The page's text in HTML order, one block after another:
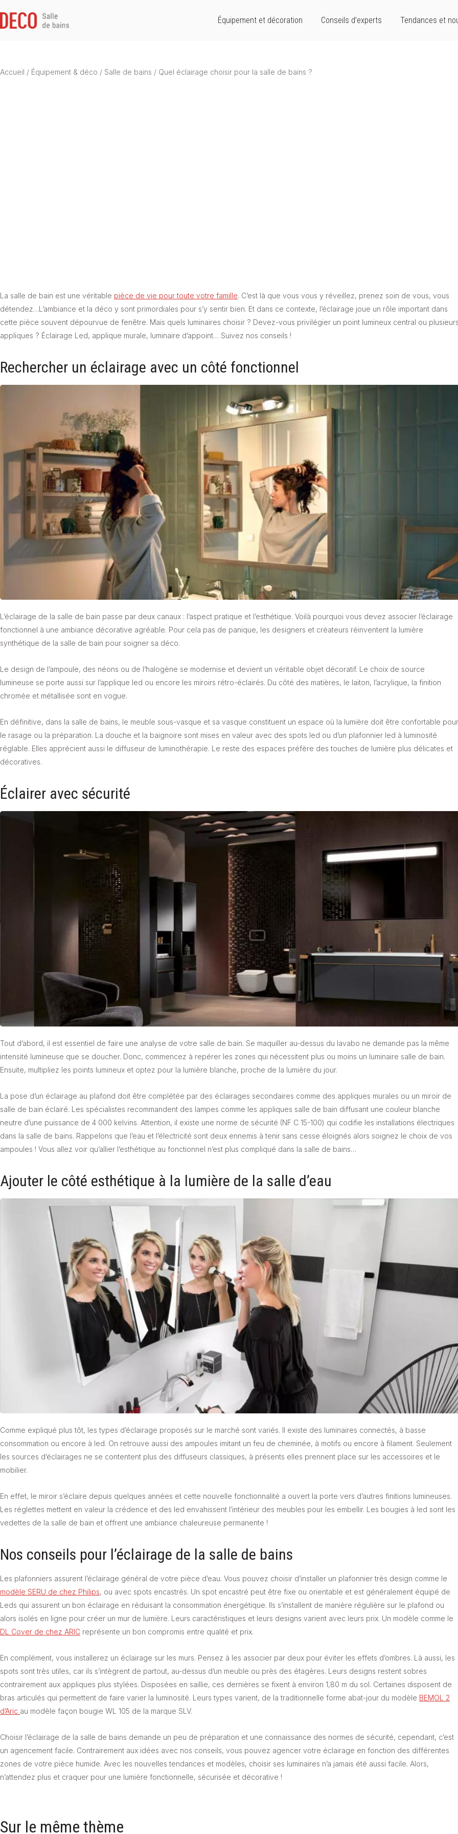
Équipement et décoration Conseils d’experts Tendances et
Accueil / Équipement & déco / Salle de bains / Quel éclairage choisir pour la salle de bains ?
La salle de bain est une véritable pièce de vie pour toute votre famille. C’est là que vous vous y réveillez, prenez soin de vous, vous
détendez…L’ambiance et la déco y sont primordiales pour s’y sentir bien. Et dans ce contexte, l’éclairage joue un rôle important dans
cette pièce souvent dépourvue de fenêtre. Mais quels luminaires choisir ? Devez-vous privilégier un point lumineux central ou
appliques ? Éclairage Led, applique murale, luminaire d’appoint… Suivez nos conseils !
Rechercher un éclairage avec un côté fonctionnel
L’éclairage de la salle de bain passe par deux canaux : l’aspect pratique et l’esthétique. Voilà pourquoi vous devez associer l’éclairage
fonctionnel à une ambiance décorative agréable. Pour cela pas de panique, les designers et créateurs réinventent la lumière
synthétique de la salle de bain pour soigner sa déco.
Le design de l’ampoule, des néons ou de l’halogène se modernise et devient un véritable objet décoratif. Le choix de source
lumineuse se porte aussi sur l’applique led ou encore les miroirs rétro-éclairés. Du côté des matières, le laiton, l’acrylique, la finition
chromée et métallisée sont en vogue.
En définitive, dans la salle de bains, le meuble sous-vasque et sa vasque constituent un espace où la lumière doit être confortable pour
le rasage ou la préparation. La douche et la baignoire sont mises en valeur avec des spots led ou d’un plafonnier led à luminosité
réglable. Elles apprécient aussi le diffuseur de luminothérapie. Le reste des espaces préfère des touches de lumière plus délicates et
décoratives.
Éclairer avec sécurité
Tout d’abord, il est essentiel de faire une analyse de votre salle de bain. Se maquiller au-dessus du lavabo ne demande pas la même
intensité lumineuse que se doucher. Donc, commencez à repérer les zones qui nécessitent plus ou moins un luminaire salle de bain.
Ensuite, multipliez les points lumineux et optez pour la lumière blanche, proche de la lumière du jour.
La pose d’un éclairage au plafond doit être complétée par des éclairages secondaires comme des appliques murales ou un miroir de
salle de bain éclairé. Les spécialistes recommandent des lampes comme les appliques salle de bain diffusant une couleur blanche
neutre d’une puissance de 4 000 kelvins. Attention, il existe une norme de sécurité (NF C 15-100) qui codifie les installations électriques
dans la salle de bains. Rappelons que l’eau et l’électricité sont deux ennemis à tenir sans cesse éloignés alors soignez le choix de vos
ampoules ! Vous allez voir qu’allier l’esthétique au fonctionnel n’est plus compliqué dans la salle de bains…
Ajouter le côté esthétique à la lumière de la salle d’eau
Comme expliqué plus tôt, les types d’éclairage proposés sur le marché sont variés. Il existe des luminaires connectés, à basse
consommation ou encore à led. On retrouve aussi des ampoules imitant un feu de cheminée, à motifs ou encore à filament. Seulement
les sources d’éclairages ne se contentent plus des diffuseurs classiques, à présents elles prennent place sur les accessoires et le
mobilier.
En effet, le miroir s’éclaire depuis quelques années et cette nouvelle fonctionnalité a ouvert la porte vers d’autres finitions lumineuses.
Les réglettes mettent en valeur la crédence et des led envahissent l’intérieur des meubles pour les embellir. Les bougies à led sont les
vedettes de la salle de bain et offrent une ambiance chaleureuse permanente !
Nos conseils pour l’éclairage de la salle de bains
Les plafonniers assurent l’éclairage général de votre pièce d’eau. Vous pouvez choisir d’installer un plafonnier très design comme le
modèle SERU de chez Philips, ou avec spots encastrés. Un spot encastré peut être fixe ou orientable et est généralement équipé de
Leds qui assurent un bon éclairage en réduisant la consommation énergétique. Ils s’installent de manière régulière sur le plafond ou
alors isolés en ligne pour créer un mur de lumière. Leurs caractéristiques et leurs designs varient avec leurs prix. Un modèle comme le
DL Cover de chez ARIC représente un bon compromis entre qualité et prix.
En complément, vous installerez un éclairage sur les murs. Pensez à les associer par deux pour éviter les effets d’ombres. Là aussi, les
spots sont très utiles, car ils s’intègrent de partout, au-dessus d’un meuble ou près des étagères. Leurs designs restent sobres
contrairement aux appliques plus stylées. Disposées en saillie, ces dernières se fixent à environ 1,80 m du sol. Certaines disposent de
bras articulés qui permettent de faire varier la luminosité. Leurs types varient, de la traditionnelle forme abat-jour du modèle BEMOL 2
d’Aric au modèle façon bougie WL 105 de la marque SLV.
Choisir l’éclairage de la salle de bains demande un peu de préparation et une connaissance des normes de sécurité, cependant, c’est
un agencement facile. Contrairement aux idées avec nos conseils, vous pouvez agencer votre éclairage en fonction des différentes
zones de votre pièce humide. Avec les nouvelles tendances et modèles, choisir ses luminaires n’a jamais été aussi facile. Alors,
n’attendez plus et craquer pour une lumière fonctionnelle, sécurisée et décorative !
Sur le même thème